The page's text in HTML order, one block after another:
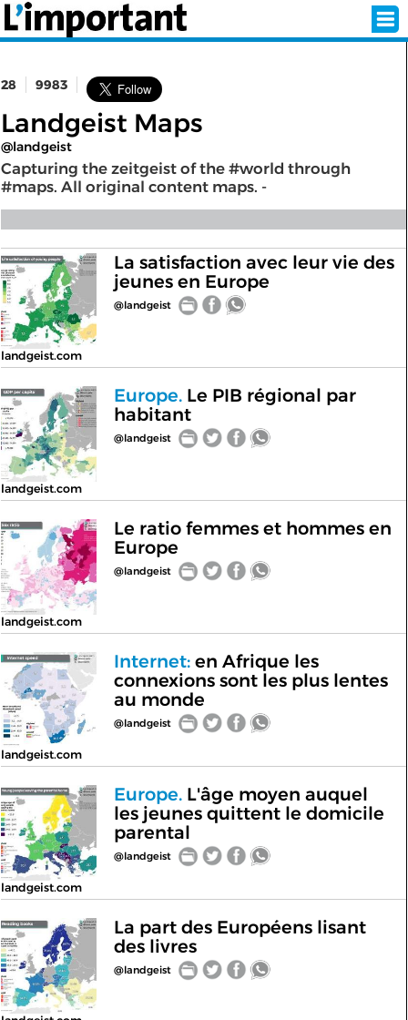
SÉLECTION DE L'ÉTÉ
SUR L'ÉCRAN D'ACCUEIL
ABONNEZ-VOUS À LA NEWSLETTER!
SUIVEZ NOUS:
< RETOUR À L'ACCUEIL
28 9983
Landgeist Maps
@landgeist
Capturing the zeitgeist of the #world through
#maps. All original content maps. -
landgeist.com
La satisfaction avec leur vie des
jeunes en Europe
@landgeist
landgeist.com
Europe.Le PIB régional par
habitant
@landgeist
landgeist.com
Le ratio femmes et hommes en
Europe
@landgeist
landgeist.com
Internet:en Afrique les
connexions sont les plus lentes
au monde
@landgeist
landgeist.com
Europe.L'âge moyen auquel
les jeunes quittent le domicile
parental
@landgeist
La part des Européens lisant
des livres
@landgeist